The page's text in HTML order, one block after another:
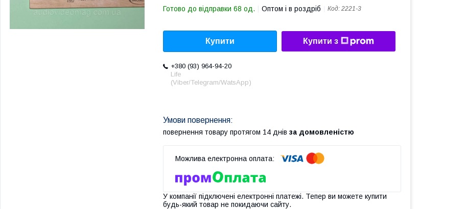
Готово до відправки 68 од. Оптом і в роздріб Код: 2221-3
Купити Купити з
+380 (93) 964-94-20
Life
(Viber/Telegram/WatsApp)
повернення товару протягом 14 днів за домовленістю
У компанії підключені електронні платежі. Тепер ви можете купити
будь-який товар не покидаючи сайту.